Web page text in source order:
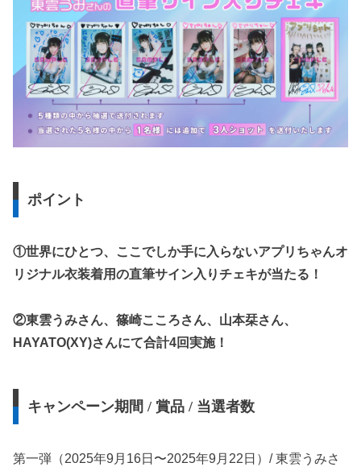
ポイント
①世界にひとつ、ここでしか手に入らないアプリちゃんオ
リジナル衣装着用の直筆サイン入りチェキが当たる！
②東雲うみさん、篠崎こころさん、山本栞さん、
HAYATO(XY)さんにて合計4回実施！
キャンペーン期間 / 賞品 / 当選者数
第一弾（2025年9月16日〜2025年9月22日）/ 東雲うみさ